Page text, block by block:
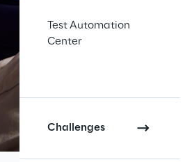
Test Automation
Center
Challenges